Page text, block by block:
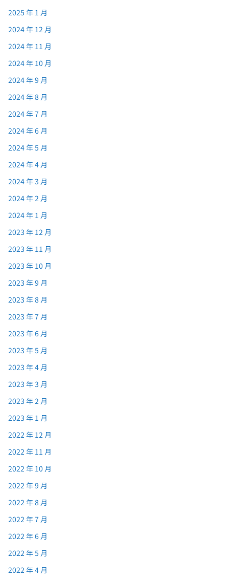
2025 年 1 月
2024 年 12 月
2024 年 11 月
2024 年 10 月
2024 年 9 月
2024 年 8 月
2024 年 7 月
2024 年 6 月
2024 年 5 月
2024 年 4 月
2024 年 3 月
2024 年 2 月
2024 年 1 月
2023 年 12 月
2023 年 11 月
2023 年 10 月
2023 年 9 月
2023 年 8 月
2023 年 7 月
2023 年 6 月
2023 年 5 月
2023 年 4 月
2023 年 3 月
2023 年 2 月
2023 年 1 月
2022 年 12 月
2022 年 11 月
2022 年 10 月
2022 年 9 月
2022 年 8 月
2022 年 7 月
2022 年 6 月
2022 年 5 月
2022 年 4 月